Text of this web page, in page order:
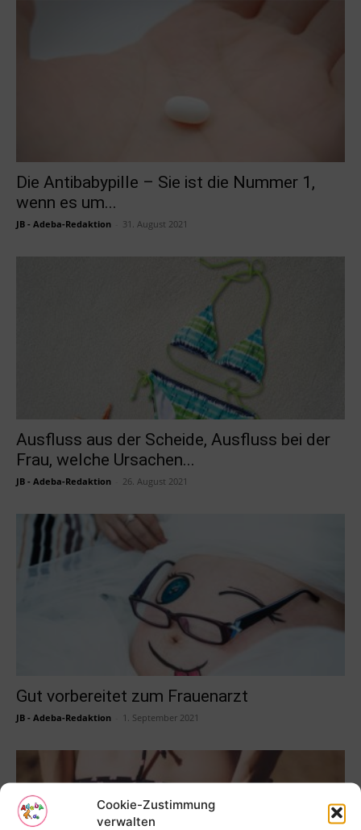
Cookie-Zustimmung
verwalten
Die Antibabypille – Sie ist die Nummer 1,
wenn es um...
JB - Adeba-Redaktion 31. August 2021
Ausfluss aus der Scheide, Ausfluss bei der
Frau, welche Ursachen...
JB - Adeba-Redaktion 26. August 2021
Gut vorbereitet zum Frauenarzt
JB - Adeba-Redaktion 1. September 2021